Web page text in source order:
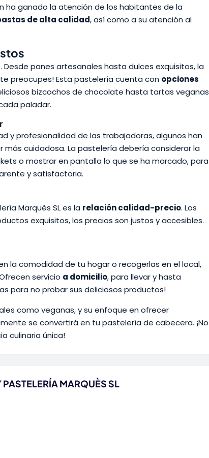
ha ganado la atención de los habitantes de la
de alta calidad, así como a su atención al
Desde panes artesanales hasta dulces exquisitos, la
preocupes! Esta pastelería cuenta con opciones
bizcochos de chocolate hasta tartas veganas
paladar.
y profesionalidad de las trabajadoras, algunos han
cuidadosa. La pastelería debería considerar la
o mostrar en pantalla lo que se ha marcado, para
y satisfactoria.
Marquès SL es la relación calidad-precio. Los
exquisitos, los precios son justos y accesibles.
la comodidad de tu hogar o recogerlas en el local,
servicio a domicilio, para llevar y hasta
para no probar sus deliciosos productos!
como veganas, y su enfoque en ofrecer
se convertirá en tu pastelería de cabecera. ¡No
culinaria única!
MARQUÈS SL